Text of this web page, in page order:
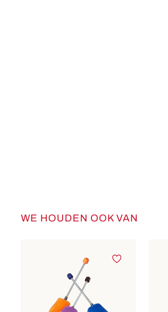
Productgalerij overslaan
WE HOUDEN OOK VAN